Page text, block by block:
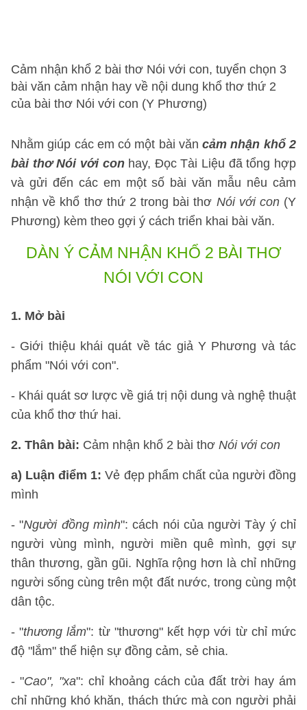
Cảm nhận khổ 2 bài thơ Nói với con, tuyển chọn 3
bài văn cảm nhận hay về nội dung khổ thơ thứ 2
của bài thơ Nói với con (Y Phương)
Nhằm giúp các em có một bài văncảm nhận khổ 2
bài thơ Nói với conhay, Đọc Tài Liệu đã tổng hợp
và gửi đến các em một số bài văn mẫu nêu cảm
nhận về khổ thơ thứ 2 trong bài thơ Nói với con(Y
Phương) kèm theo gợi ý cách triển khai bài văn.
DÀN Ý CẢM NHẬN KHỔ 2 BÀI THƠ
NÓI VỚI CON
1. Mở bài
- Giới thiệu khái quát về tác giả Y Phương và tác
phẩm "Nói với con".
- Khái quát sơ lược về giá trị nội dung và nghệ thuật
của khổ thơ thứ hai.
2. Thân bài: Cảm nhận khổ 2 bài thơ Nói với con
a) Luận điểm 1: Vẻ đẹp phẩm chất của người đồng
mình
- "Người đồng mình": cách nói của người Tày ý chỉ
người vùng mình, người miền quê mình, gợi sự
thân thương, gần gũi. Nghĩa rộng hơn là chỉ những
người sống cùng trên một đất nước, trong cùng một
dân tộc.
- "thương lắm": từ "thương" kết hợp với từ chỉ mức
độ "lắm" thể hiện sự đồng cảm, sẻ chia.
- "Cao", "xa": chỉ khoảng cách của đất trời hay ám
chỉ những khó khăn, thách thức mà con người phải